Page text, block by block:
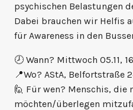
psychischen Belastungen
Dabei brauchen wir Helfis
für Awareness in den
🕗 Wann? Mittwoch 05.11,
📍Wo? AStA, Belfortstraße
🙋 Für wen? Menschis, die
möchten/überlegen